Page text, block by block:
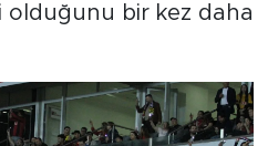
olduğunu bir kez daha